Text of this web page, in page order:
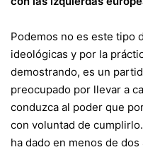
Podemos no es este tipo
ideológicas y por la
demostrando, es un
preocupado por llevar a
conduzca al poder que
con voluntad de
ha dado en menos de